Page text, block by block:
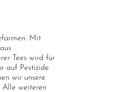
Mit
Tees wird für
auf Pestizide
wir unsere
Alle weiteren